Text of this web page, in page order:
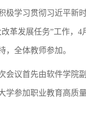
极学习贯彻习近平新
革发展任务”工作， 4
，全体教师参加。
会议首先由软件学院
学参加职业教育高质